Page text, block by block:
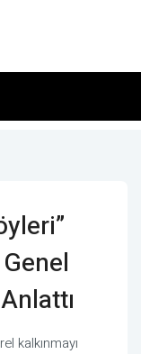
kalkınmayı